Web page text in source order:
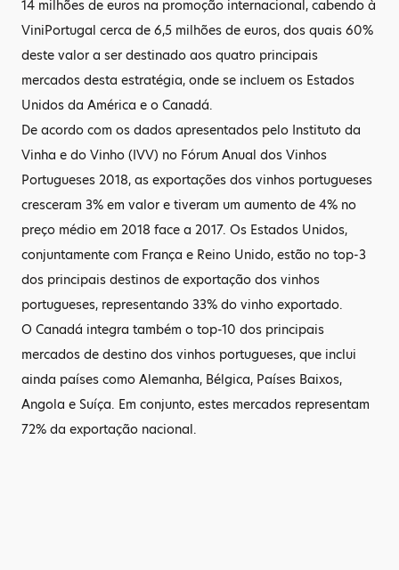
14 milhões de euros na promoção internacional, cabendo à
ViniPortugal cerca de 6,5 milhões de euros, dos quais 60%
deste valor a ser destinado aos quatro principais
mercados desta estratégia, onde se incluem os Estados
Unidos da América e o Canadá.
De acordo com os dados apresentados pelo Instituto da
Vinha e do Vinho (IVV) no Fórum Anual dos Vinhos
Portugueses 2018, as exportações dos vinhos portugueses
cresceram 3% em valor e tiveram um aumento de 4% no
preço médio em 2018 face a 2017. Os Estados Unidos,
conjuntamente com França e Reino Unido, estão no top-3
dos principais destinos de exportação dos vinhos
portugueses, representando 33% do vinho exportado.
O Canadá integra também o top-10 dos principais
mercados de destino dos vinhos portugueses, que inclui
ainda países como Alemanha, Bélgica, Países Baixos,
Angola e Suíça. Em conjunto, estes mercados representam
72% da exportação nacional.